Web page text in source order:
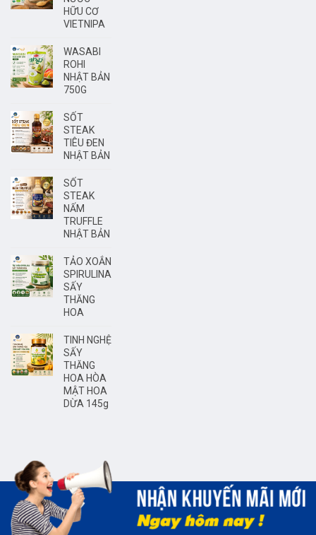
HỮU CƠ
VIETNIPA
WASABI
ROHI
NHẬT BẢN
750G
SỐT
STEAK
TIÊU ĐEN
NHẬT BẢN
SỐT
STEAK
NẤM
TRUFFLE
NHẬT BẢN
TẢO XOẮN
SPIRULINA
SẤY
THĂNG
HOA
TINH NGHỆ
SẤY
THĂNG
HOA HÒA
MẬT HOA
DỪA 145g